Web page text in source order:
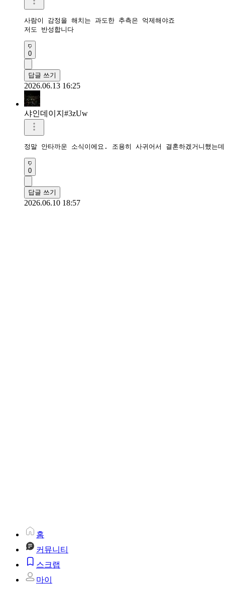
사람이 감정을 해치는 과도한 추측은 억제해야죠
저도 반성합니다
0
답글 쓰기
2026.06.13 16:25
샤인데이지#3zUw
정말 안타까운 소식이에요. 조용히 사귀어서 결혼하겠거니했는
0
답글 쓰기
2026.06.10 18:57
홈
커뮤니티
스크랩
마이